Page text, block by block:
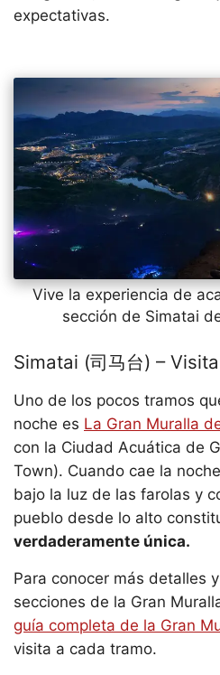
expectativas.
Vive la experiencia de
sección de Simatai
Simatai (司马台) –
Uno de los pocos tramos
noche es La Gran Muralla
con la Ciudad Acuática de
Town). Cuando cae la
bajo la luz de las farolas y
pueblo desde lo alto
verdaderamente única.
Para conocer más detalles
secciones de la Gran
guía completa de la Gran
visita a cada tramo.